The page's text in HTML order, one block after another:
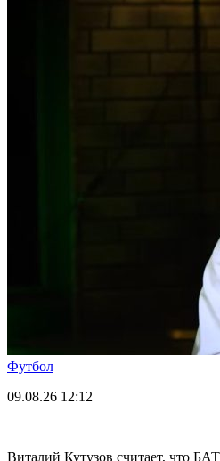
Футбол
09.08.26 12:12
Виталий Кутузов считает, что